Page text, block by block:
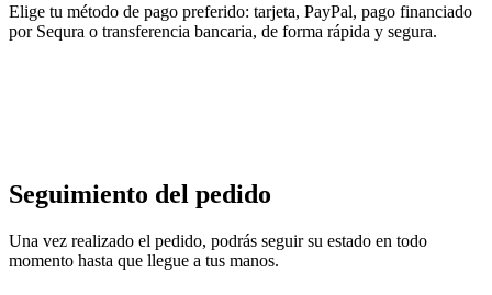
Elige tu método de pago preferido: tarjeta, PayPal, pago financiado
por Sequra o transferencia bancaria, de forma rápida y segura.
Seguimiento del pedido
Una vez realizado el pedido, podrás seguir su estado en todo
momento hasta que llegue a tus manos.